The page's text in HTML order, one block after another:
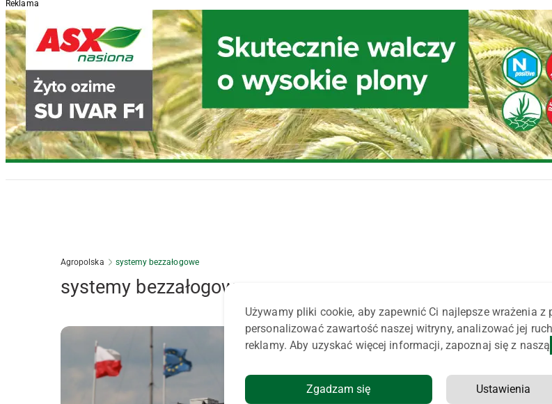
Reklama
Agropolska systemy bezzałogowe
systemy bezzałogowe
Używamy pliki cookie, aby zapewnić Ci najlepsze wrażenia z
personalizować zawartość naszej witryny, analizować jej
reklamy. Aby uzyskać więcej informacji, zapoznaj się z naszą
Zgadzam się Ustawienia